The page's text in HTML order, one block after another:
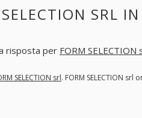
SRL
risposta per FORM SELECTION
SELECTION srl. FORM SELECTION srl